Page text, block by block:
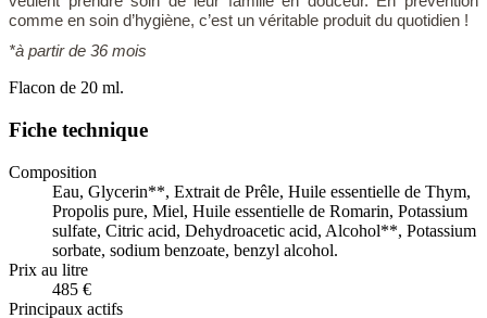
comme en soin d’hygiène, c’est un véritable produit du quotidien !
*à partir de 36 mois
Flacon de 20 ml.
Fiche technique
Composition
Eau, Glycerin**, Extrait de Prêle, Huile essentielle de Thym,
Propolis pure, Miel, Huile essentielle de Romarin, Potassium
sulfate, Citric acid, Dehydroacetic acid, Alcohol**, Potassium
sorbate, sodium benzoate, benzyl alcohol.
Prix au litre
485 €
Principaux actifs